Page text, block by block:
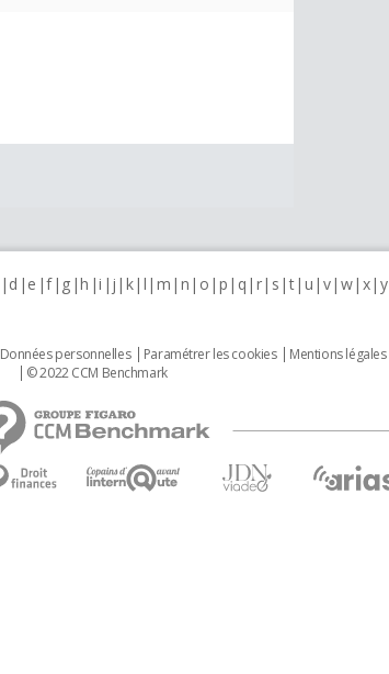
d e f g h i j k l m n o p q r s t u v w x y
Données personnelles Paramétrer les cookies Mentions légales
© 2022 CCM Benchmark